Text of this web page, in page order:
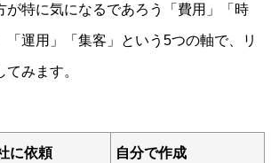
が特に気になるであろう「費用」「時
「運用」「集客」という5つの軸で、リ
みます。
に依頼 自分で作成